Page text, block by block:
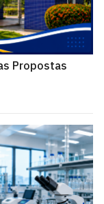
Propostas